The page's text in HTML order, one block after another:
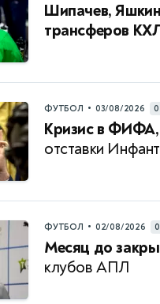
Шипачев,
трансферов
ФУТБОЛ • 03/08/2026
Кризис в ФИФА,
отставки
ФУТБОЛ • 02/08/2026
Месяц до
клубов АПЛ